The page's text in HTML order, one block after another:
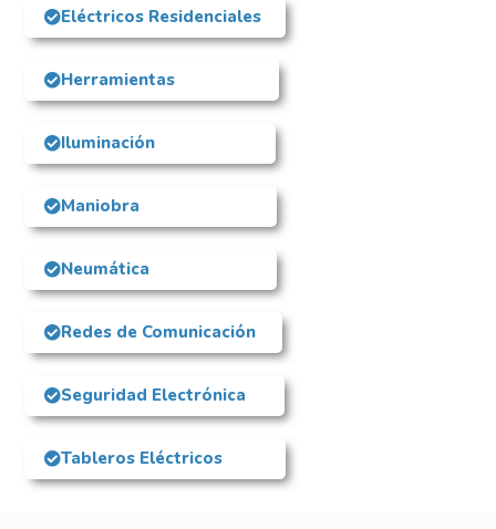
Eléctricos Residenciales
Herramientas
Iluminación
Maniobra
Neumática
Redes de Comunicación
Seguridad Electrónica
Tableros Eléctricos